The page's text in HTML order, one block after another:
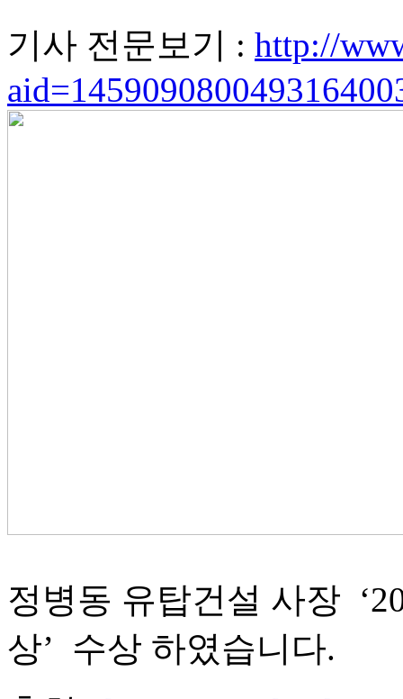
기사 전문보기 : http://
정병동 유탑건설 사장
상’ 수상 하였습니다.